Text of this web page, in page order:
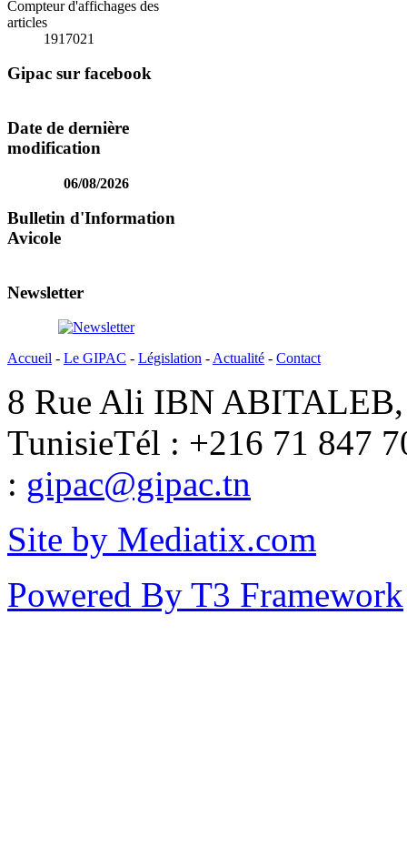
Compteur d'affichages des
articles
1917021
Gipac sur facebook
Date de dernière
modification
06/08/2026
Bulletin d'Information
Avicole
Newsletter
Accueil - Le GIPAC - Législation -Actualité - Contact
8 Rue Ali IBN ABITALEB,
TunisieTél : +216 71 847
: gipac@gipac.tn
Site by Mediatix.com
Powered By T3 Framework